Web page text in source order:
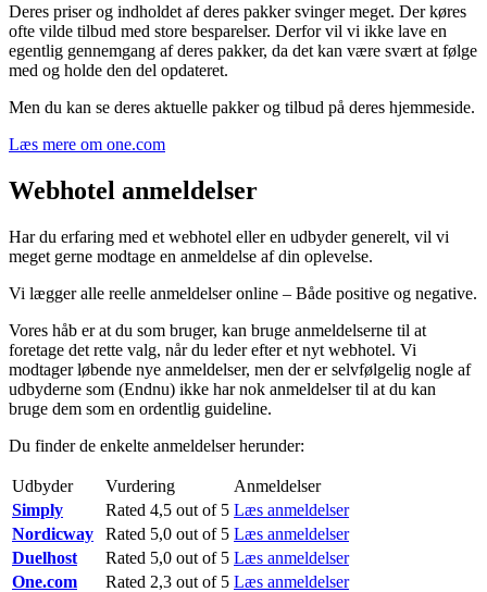
Deres priser og indholdet af deres pakker svinger meget. Der køres
ofte vilde tilbud med store besparelser. Derfor vil vi ikke lave en
egentlig gennemgang af deres pakker, da det kan være svært at følge
med og holde den del opdateret.
Men du kan se deres aktuelle pakker og tilbud på deres hjemmeside.
Læs mere om one.com
Webhotel anmeldelser
Har du erfaring med et webhotel eller en udbyder generelt, vil vi
meget gerne modtage en anmeldelse af din oplevelse.
Vi lægger alle reelle anmeldelser online – Både positive og negative.
Vores håb er at du som bruger, kan bruge anmeldelserne til at
foretage det rette valg, når du leder efter et nyt webhotel. Vi
modtager løbende nye anmeldelser, men der er selvfølgelig nogle af
udbyderne som (Endnu) ikke har nok anmeldelser til at du kan
bruge dem som en ordentlig guideline.
Du finder de enkelte anmeldelser herunder:
Udbyder Vurdering
Anmeldelser
Simply
Rated 4,5 out of 5 Læs anmeldelser
Nordicway
Rated 5,0 out of 5 Læs anmeldelser
Duelhost
Rated 5,0 out of 5 Læs anmeldelser
One.com
Rated 2,3 out of 5 Læs anmeldelser